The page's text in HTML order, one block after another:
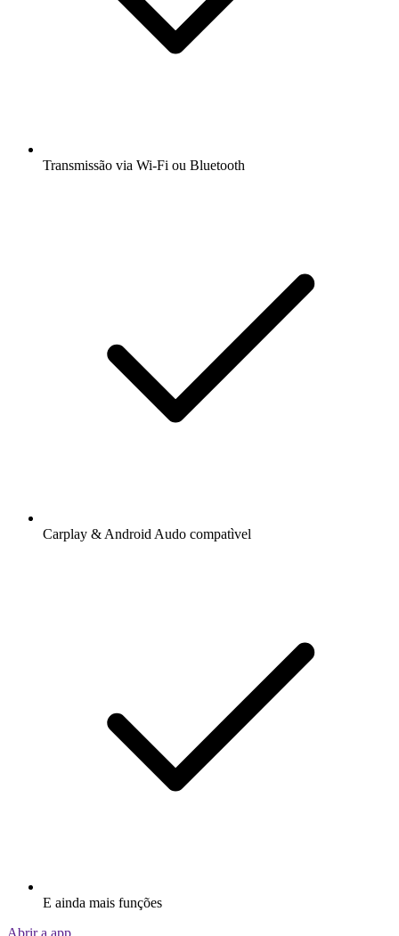
Transmissão via Wi-Fi ou Bluetooth
Carplay & Android Audo compatìvel
E ainda mais funções